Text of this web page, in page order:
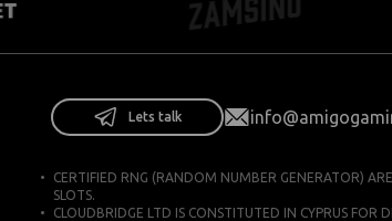
Lets talk
CERTIFIED RNG (RANDOM NUMBER GENERATOR)
SLOTS.
CLOUDBRIDGE LTD IS CONSTITUTED IN CYPRUS FOR